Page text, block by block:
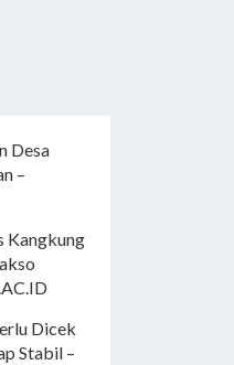
Desa
–
Kangkung
Dicek
Stabil –